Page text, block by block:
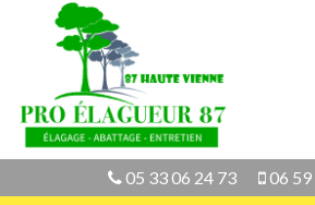
05 33 06 24 73 06 59